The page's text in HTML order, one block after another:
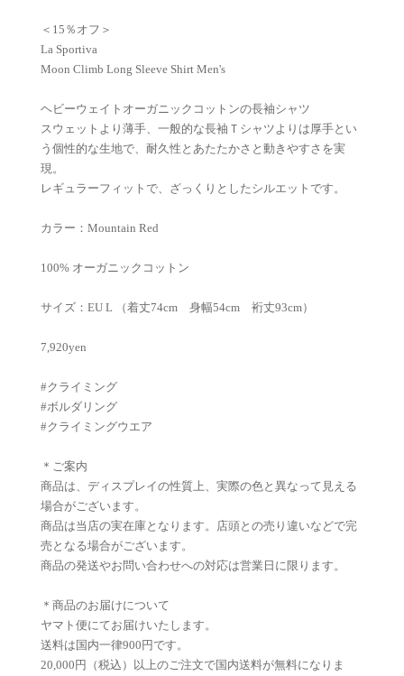
＜15％オフ＞
La Sportiva
Moon Climb Long Sleeve Shirt Men's
ヘビーウェイトオーガニックコットンの長袖シャツ
スウェットより薄手、一般的な長袖Ｔシャツよりは厚手とい
う個性的な生地で、耐久性とあたたかさと動きやすさを実
現。
レギュラーフィットで、ざっくりとしたシルエットです。
カラー：Mountain Red
100% オーガニックコットン
サイズ：EU L （着丈74cm 身幅54cm 裄丈93cm）
7,920yen
#クライミング
#ボルダリング
#クライミングウエア
＊ご案内
商品は、ディスプレイの性質上、実際の色と異なって見える
場合がございます。
商品は当店の実在庫となります。店頭との売り違いなどで完
売となる場合がございます。
商品の発送やお問い合わせへの対応は営業日に限ります。
＊商品のお届けについて
ヤマト便にてお届けいたします。
送料は国内一律900円です。
20,000円（税込）以上のご注文で国内送料が無料になりま